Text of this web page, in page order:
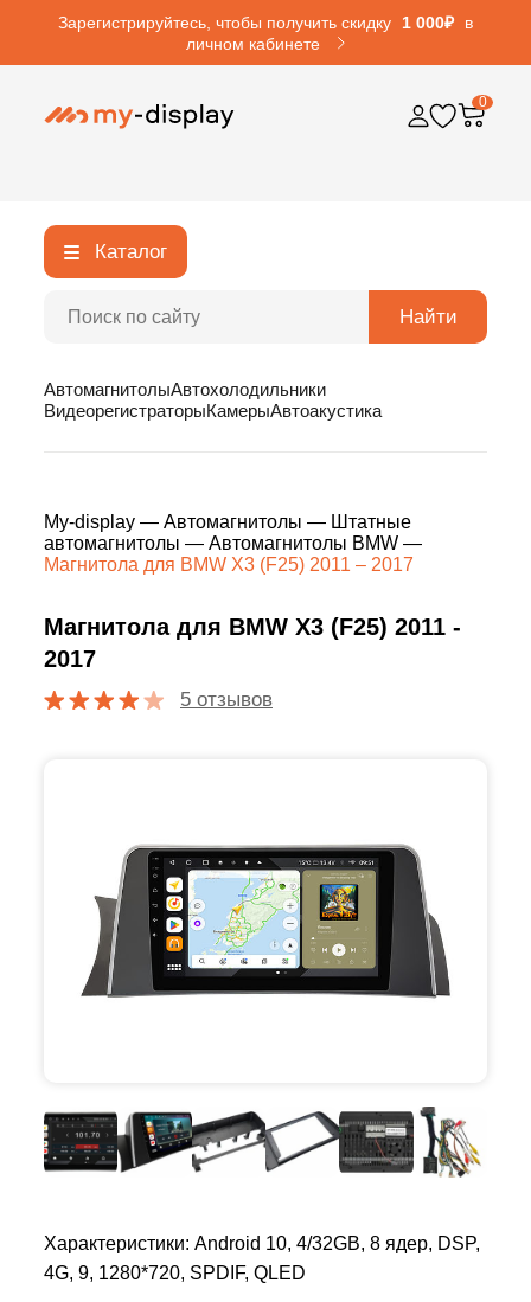
Зарегистрируйтесь, чтобы получить скидку 1 000₽
в
личном кабинете
0
Каталог
Найти
АвтомагнитолыАвтохолодильники
ВидеорегистраторыКамерыАвтоакустика
My-display — Автомагнитолы — Штатные
автомагнитолы — Автомагнитолы BMW —
Магнитола для BMW X3 (F25) 2011 – 2017
Магнитола для BMW X3 (F25) 2011 -
2017
5 отзывов
Характеристики: Android 10, 4/32GB, 8 ядер, DSP,
4G, 9, 1280*720, SPDIF, QLED